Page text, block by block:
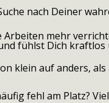
nach Deiner
Arbeiten mehr
fühlst Dich kraftlos
klein auf anders,
fehl am Platz?